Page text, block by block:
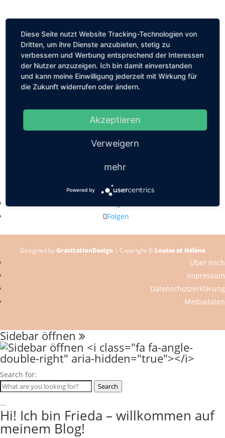
mail@louiseethelene.de
Folgen
Designed byGravitationDesign | Copyright © Louise et Hélène
Über mich
Impressum
Datenschutzerklärung
Mediadaten
Sidebar öffnen
Search for:
Search
...
Hi! Ich bin Frieda – willkommen auf
meinem Blog!
Diese Seite nutzt Website Tracking-Technologien von
Dritten, um ihre Dienste anzubieten, stetig zu
verbessern und Werbung entsprechend der Interessen
der Nutzer anzuzeigen. Ich bin damit einverstanden
und kann meine Einwilligung jederzeit mit Wirkung für
die Zukunft widerrufen oder ändern.
Akzeptieren
Verweigern
mehr
Powered by